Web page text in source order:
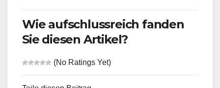
Wie aufschlussreich fanden
Sie diesen Artikel?
(No Ratings Yet)